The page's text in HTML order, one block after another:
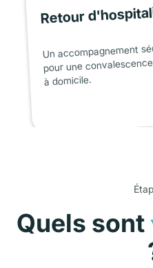
Retour
Un accompagnement
pour une
à domicile.
Quels sont